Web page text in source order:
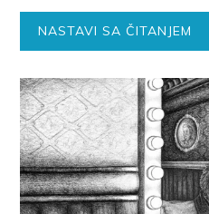
NASTAVI SA ČITANJEM